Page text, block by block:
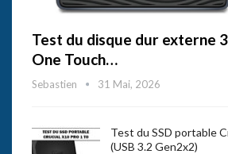
Test du disque dur externe
One Touch…
Sebastien 31 Mai, 2026
Test du SSD portable
(USB 3.2 Gen2x2)